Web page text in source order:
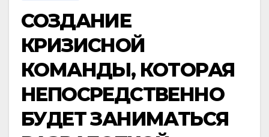
СОЗДАНИЕ
КРИЗИСНОЙ
КОМАНДЫ, КОТОРАЯ
НЕПОСРЕДСТВЕННО
БУДЕТ ЗАНИМАТЬСЯ